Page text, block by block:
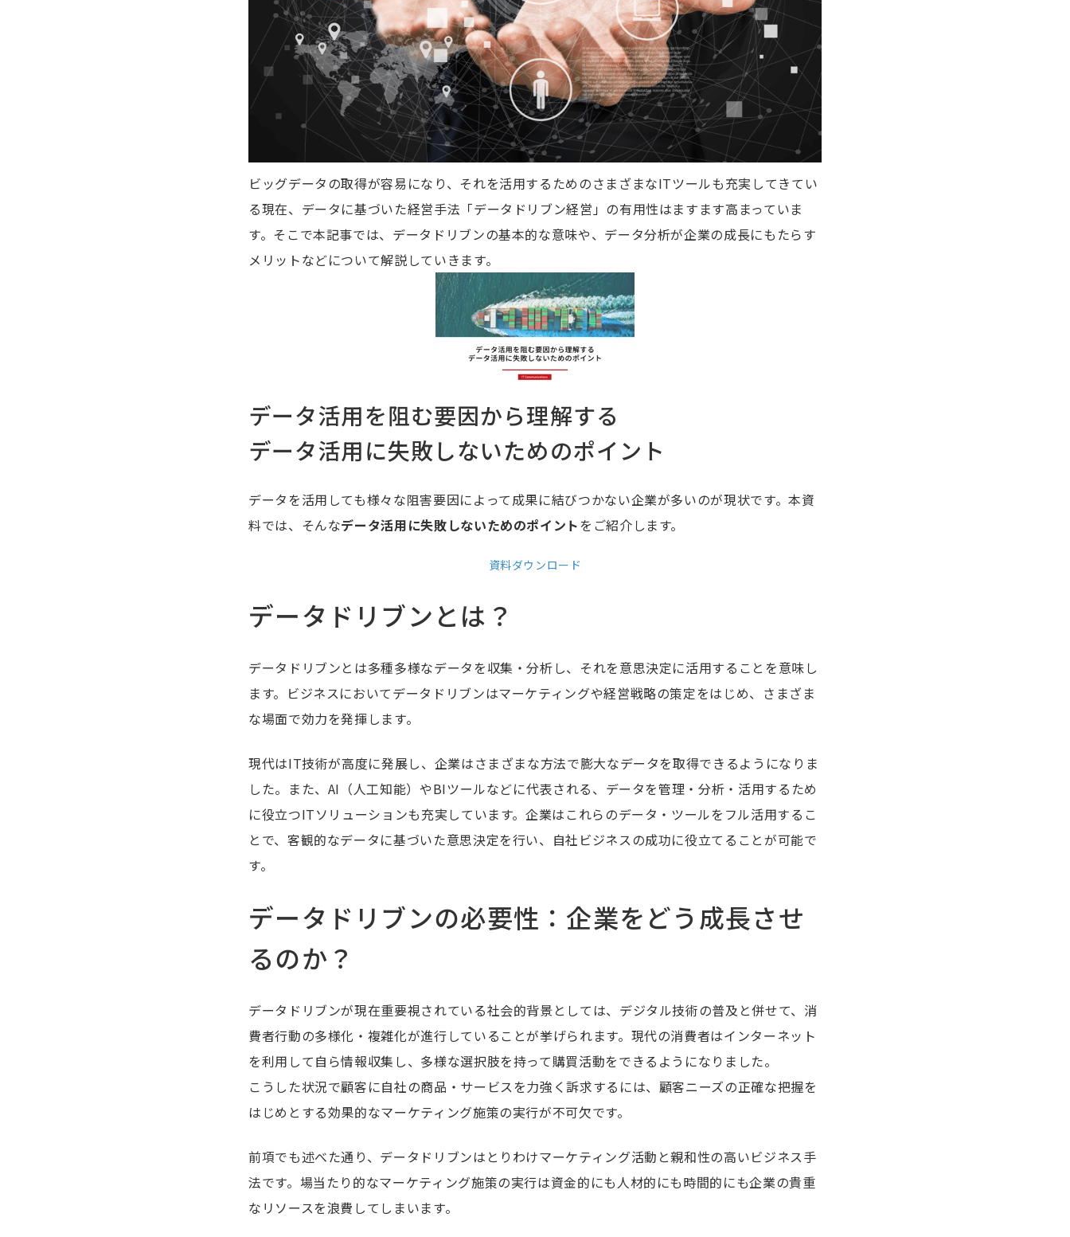
ビッグデータの取得が容易になり、それを活用するためのさまざまなITツールも充実してきてい
る現在、データに基づいた経営手法「データドリブン経営」の有用性はますます高まっていま
す。そこで本記事では、データドリブンの基本的な意味や、データ分析が企業の成長にもたらす
メリットなどについて解説していきます。
データ活用を阻む要因から理解する
データ活用に失敗しないためのポイント
データを活用しても様々な阻害要因によって成果に結びつかない企業が多いのが現状です。本資
料では、そんなデータ活用に失敗しないためのポイントをご紹介します。
資料ダウンロード
データドリブンとは？
データドリブンとは多種多様なデータを収集・分析し、それを意思決定に活用することを意味し
ます。ビジネスにおいてデータドリブンはマーケティングや経営戦略の策定をはじめ、さまざま
な場面で効力を発揮します。
現代はIT技術が高度に発展し、企業はさまざまな方法で膨大なデータを取得できるようになりま
した。また、AI（人工知能）やBIツールなどに代表される、データを管理・分析・活用するため
に役立つITソリューションも充実しています。企業はこれらのデータ・ツールをフル活用するこ
とで、客観的なデータに基づいた意思決定を行い、自社ビジネスの成功に役立てることが可能で
す。
データドリブンの必要性：企業をどう成長させ
るのか？
データドリブンが現在重要視されている社会的背景としては、デジタル技術の普及と併せて、消
費者行動の多様化・複雑化が進行していることが挙げられます。現代の消費者はインターネット
を利用して自ら情報収集し、多様な選択肢を持って購買活動をできるようになりました。
こうした状況で顧客に自社の商品・サービスを力強く訴求するには、顧客ニーズの正確な把握を
はじめとする効果的なマーケティング施策の実行が不可欠です。
前項でも述べた通り、データドリブンはとりわけマーケティング活動と親和性の高いビジネス手
法です。場当たり的なマーケティング施策の実行は資金的にも人材的にも時間的にも企業の貴重
なリソースを浪費してしまいます。